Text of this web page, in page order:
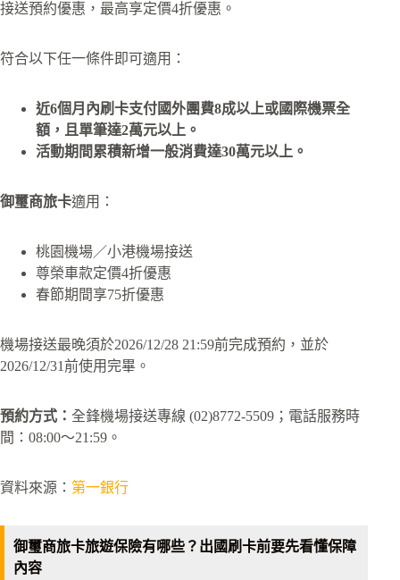
接送預約優惠，最高享定價4折優惠。
符合以下任一條件即可適用：
近6個月內刷卡支付國外團費8成以上或國際機票全
額，且單筆達2萬元以上。
活動期間累積新增一般消費達30萬元以上。
御璽商旅卡適用：
桃園機場／小港機場接送
尊榮車款定價4折優惠
春節期間享75折優惠
機場接送最晚須於2026/12/28 21:59前完成預約，並於
2026/12/31前使用完畢。
預約方式： 全鋒機場接送專線 (02)8772-5509；電話服務時
間：08:00～21:59。
資料來源： 第一銀行
御璽商旅卡旅遊保險有哪些？出國刷卡前要先看懂保障
內容